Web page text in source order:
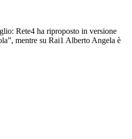
Rete4 ha riproposto in versione
mentre su Rai1 Alberto Angela è